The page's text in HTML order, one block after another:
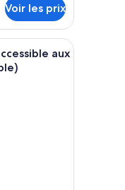
Voir les prix
une pièce dotée
avec une tête de lit
aux